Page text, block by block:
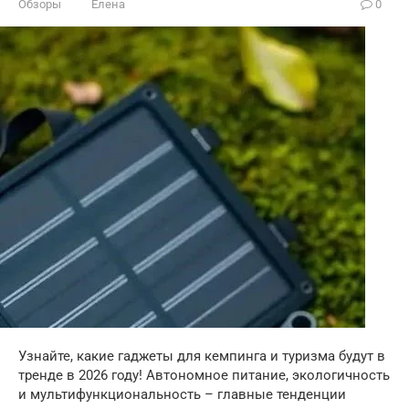
Обзоры Елена 0
Узнайте, какие гаджеты для кемпинга и туризма будут в
тренде в 2026 году! Автономное питание, экологичность
и мультифункциональность – главные тенденции